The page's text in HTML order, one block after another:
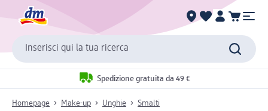
Inserisci qui la tua ricerca
Spedizione gratuita da 49 €
Homepage Make-up Unghie Smalti